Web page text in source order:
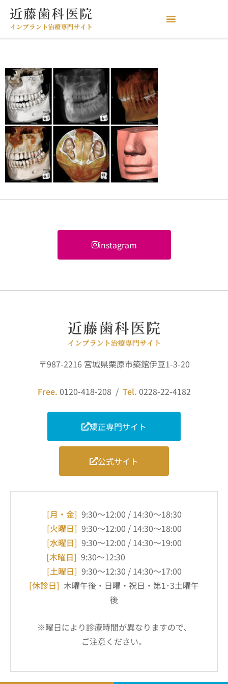
instagram
〒987-2216 宮城県栗原市築館伊豆1-3-20
Free. 0120-418-208 / Tel. 0228-22-4182
矯正専門サイト
公式サイト
[月・金] 9:30～12:00 / 14:30～18:30
[火曜日] 9:30～12:00 / 14:30～18:00
[水曜日] 9:30～12:00 / 14:30～19:00
[木曜日] 9:30～12:30
[土曜日] 9:30～12:30 / 14:30～17:00
[休診日] 木曜午後・日曜・祝日・第1･3土曜午
後
※曜日により診療時間が異なりますので、
ご注意ください。